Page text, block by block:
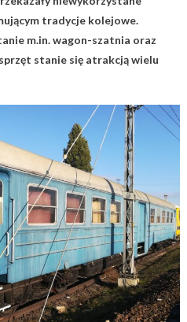
tradycje kolejowe.
m.in. wagon-szatnia oraz
stanie się atrakcją wielu